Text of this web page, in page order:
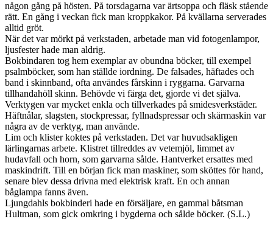
någon gång på hösten. På torsdagarna var ärtsoppa och fläsk stående
rätt. En gång i veckan fick man kroppkakor. På kvällarna serverades
alltid gröt.
När det var mörkt på verkstaden, arbetade man vid fotogenlampor,
ljusfester hade man aldrig.
Bokbindaren tog hem exemplar av obundna böcker, till exempel
psalmböcker, som han ställde iordning. De falsades, häftades och
band i skinnband, ofta användes fårskinn i ryggarna. Garvarna
tillhandahöll skinn. Behövde vi färga det, gjorde vi det själva.
Verktygen var mycket enkla och tillverkades på smidesverkstäder.
Häftnålar, slagsten, stockpressar, fyllnadspressar och skärmaskin var
några av de verktyg, man använde.
Lim och klister koktes på verkstaden. Det var huvudsakligen
lärlingarnas arbete. Klistret tillreddes av vetemjöl, limmet av
hudavfall och horn, som garvarna sålde. Hantverket ersattes med
maskindrift. Till en början fick man maskiner, som sköttes för hand,
senare blev dessa drivna med elektrisk kraft. En och annan
båglampa fanns även.
Ljungdahls bokbinderi hade en försäljare, en gammal båtsman
Hultman, som gick omkring i bygderna och sålde böcker. (S.L.)